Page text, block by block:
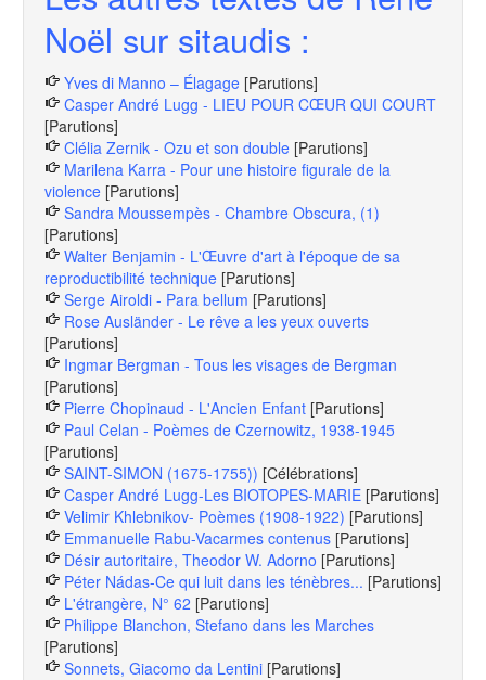
Noël sur sitaudis :
Yves di Manno – Élagage [Parutions]
Casper André Lugg - LIEU POUR CŒUR QUI COURT
[Parutions]
Clélia Zernik - Ozu et son double [Parutions]
Marilena Karra - Pour une histoire figurale de la
violence [Parutions]
Sandra Moussempès - Chambre Obscura, (1)
[Parutions]
Walter Benjamin - L'Œuvre d'art à l'époque de sa
reproductibilité technique [Parutions]
Serge Airoldi - Para bellum [Parutions]
Rose Ausländer - Le rêve a les yeux ouverts
[Parutions]
Ingmar Bergman - Tous les visages de Bergman
[Parutions]
Pierre Chopinaud - L'Ancien Enfant [Parutions]
Paul Celan - Poèmes de Czernowitz, 1938-1945
[Parutions]
SAINT-SIMON (1675-1755)) [Célébrations]
Casper André Lugg-Les BIOTOPES-MARIE [Parutions]
Velimir Khlebnikov- Poèmes (1908-1922) [Parutions]
Emmanuelle Rabu-Vacarmes contenus [Parutions]
Désir autoritaire, Theodor W. Adorno [Parutions]
Péter Nádas-Ce qui luit dans les ténèbres... [Parutions]
L'étrangère, N° 62 [Parutions]
Philippe Blanchon, Stefano dans les Marches
[Parutions]
Sonnets, Giacomo da Lentini [Parutions]